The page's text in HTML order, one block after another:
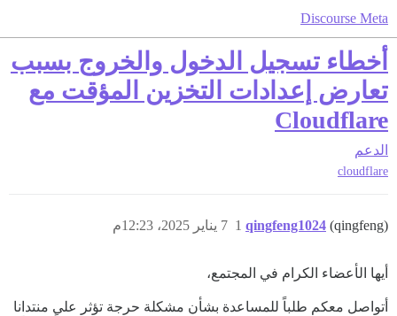
Discourse Meta
أخطاء تسجيل الدخول والخروج بسبب
تعارض إعدادات التخزين المؤقت مع
Cloudflare
الدعم
cloudflare
qingfeng1024 (qingfeng) 7 يناير 2025، 12:23م 1
أيها الأعضاء الكرام في المجتمع،
أتواصل معكم طلباً للمساعدة بشأن مشكلة حرجة تؤثر على منتدانا